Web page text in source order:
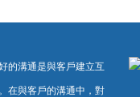
的溝通是與客戶建立互
在與客戶的溝通中，對